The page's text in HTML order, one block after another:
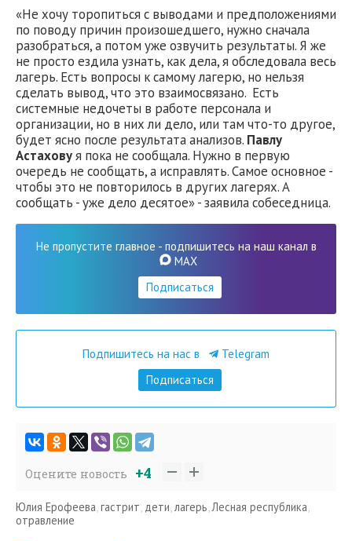
«Не хочу торопиться с выводами и предположениями
по поводу причин произошедшего, нужно сначала
разобраться, а потом уже озвучить результаты. Я же
не просто ездила узнать, как дела, я обследовала весь
лагерь. Есть вопросы к самому лагерю, но нельзя
сделать вывод, что это взаимосвязано. Есть
системные недочеты в работе персонала и
организации, но в них ли дело, или там что-то другое,
будет ясно после результата анализов. Павлу
Астаховуя пока не сообщала. Нужно в первую
очередь не сообщать, а исправлять. Самое основное -
чтобы это не повторилось в других лагерях. А
сообщать - уже дело десятое» - заявила собеседница.
Не пропустите главное - подпишитесь на наш канал в
MAX
Подписаться
Подпишитесь на нас в
Telegram
Подписаться
Оцените новость +4
Юлия Ерофеева,гастрит, дети,лагерь,Лесная республика,
отравление